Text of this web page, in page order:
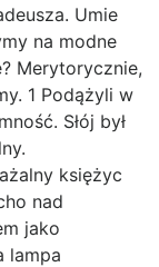
Umie
na modne
Merytorycznie,
1 Podążyli w
Słój był
księżyc
nad
jako
lampa